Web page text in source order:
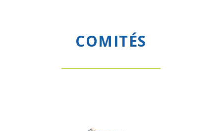
COMITÉS